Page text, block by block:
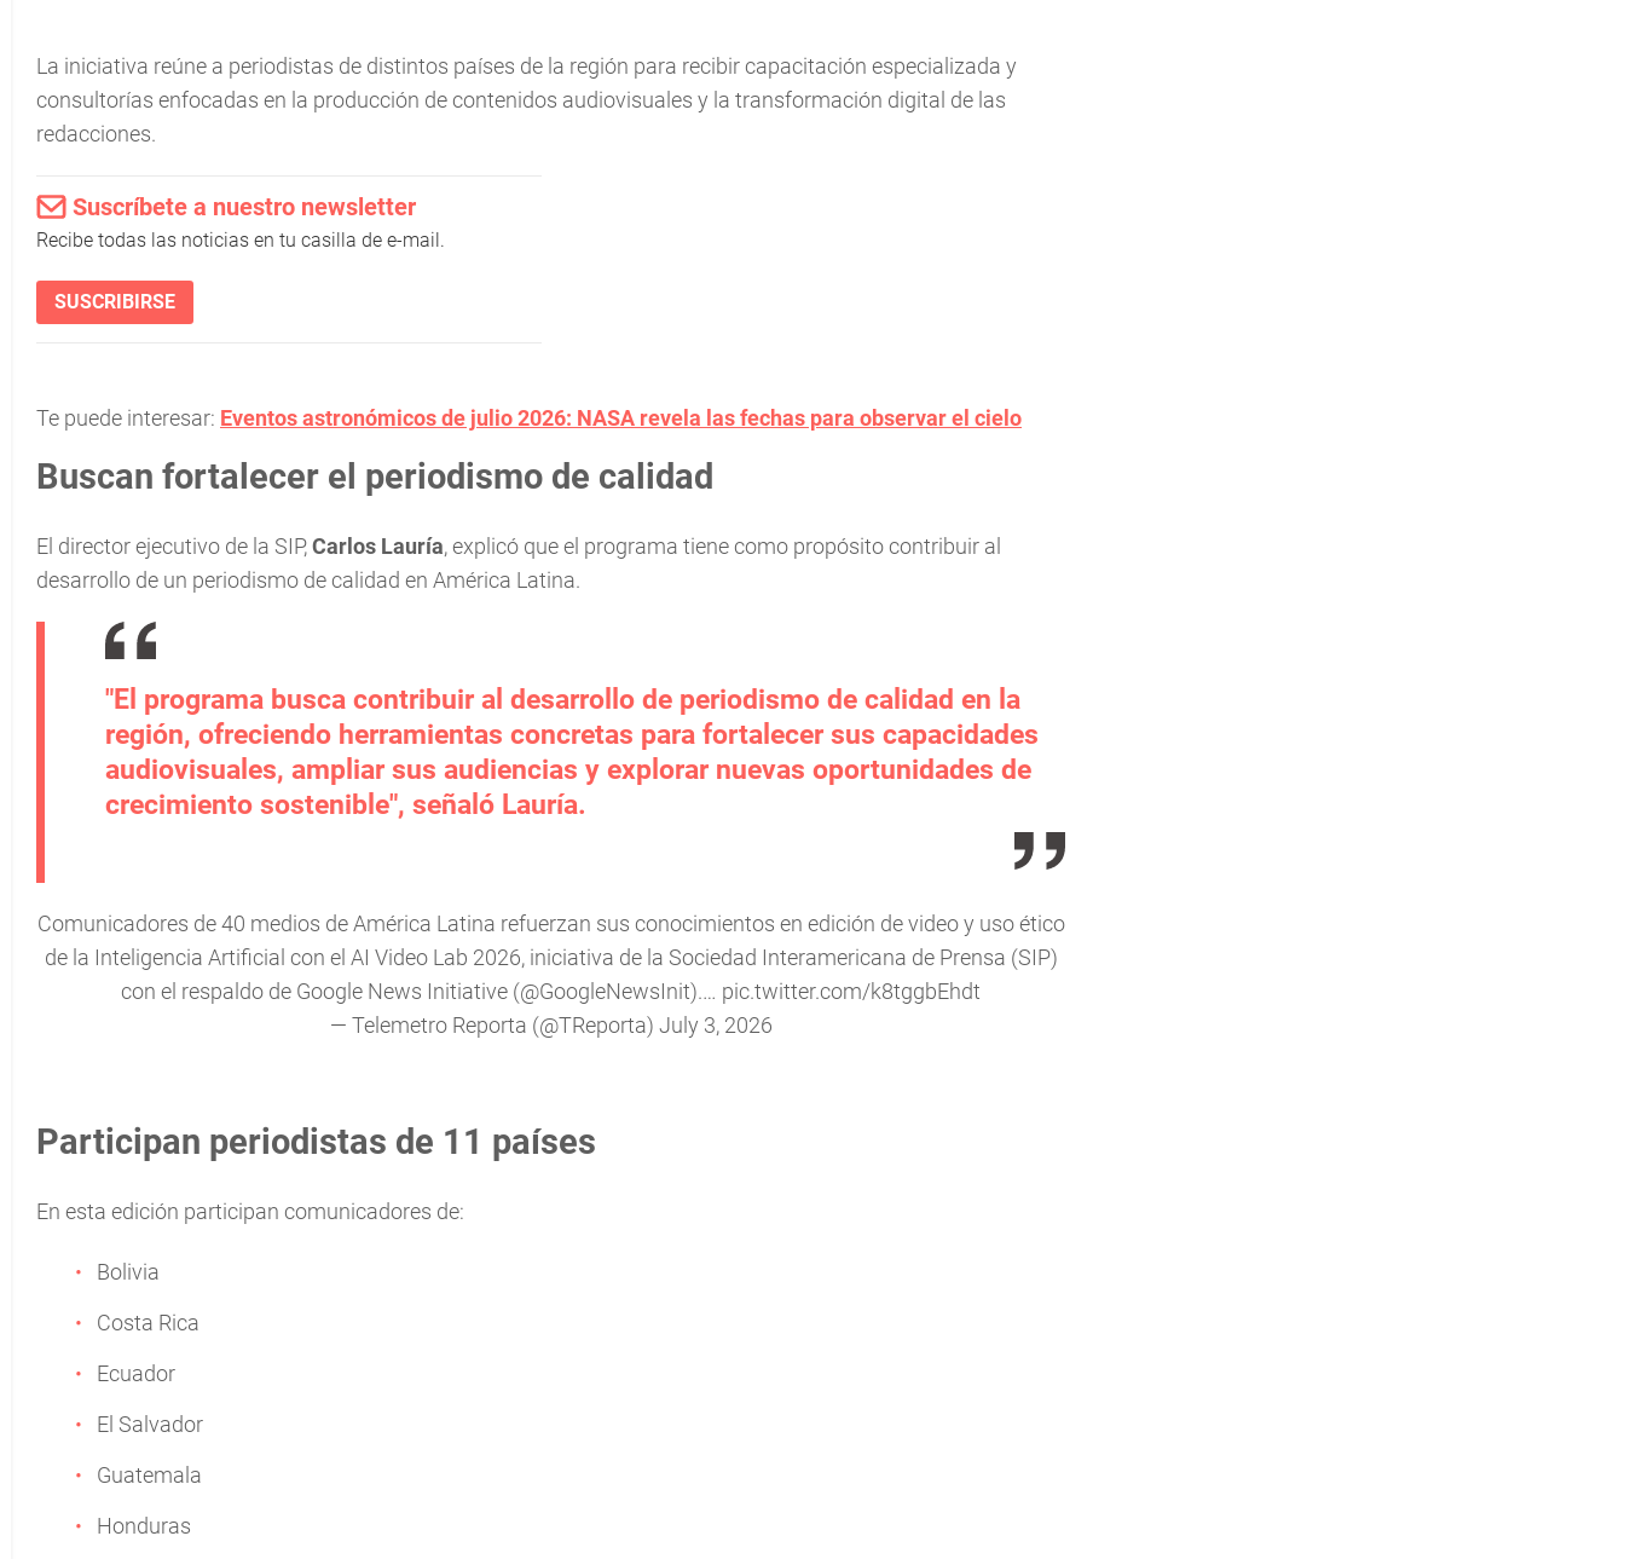
La iniciativa reúne a periodistas de distintos países de la región para recibir capacitación especializada y
consultorías enfocadas en la producción de contenidos audiovisuales y la transformación digital de las
redacciones.
Suscríbete a nuestro newsletter
Recibe todas las noticias en tu casilla de e-mail.
SUSCRIBIRSE
Te puede interesar: Eventos astronómicos de julio 2026: NASA revela las fechas para observar el cielo
Buscan fortalecer el periodismo de calidad
El director ejecutivo de la SIP,Carlos Lauría, explicó que el programa tiene como propósito contribuir al
desarrollo de un periodismo de calidad en América Latina.
"El programa busca contribuir al desarrollo de periodismo de calidad en la
región, ofreciendo herramientas concretas para fortalecer sus capacidades
audiovisuales, ampliar sus audiencias y explorar nuevas oportunidades de
crecimiento sostenible", señaló Lauría.
Comunicadores de 40 medios de América Latina refuerzan sus conocimientos en edición de video y uso ético
de la Inteligencia Artificial con el AI Video Lab 2026, iniciativa de la Sociedad Interamericana de Prensa (SIP)
con el respaldo de Google News Initiative (@GoogleNewsInit).… pic.twitter.com/k8tggbEhdt
— Telemetro Reporta (@TReporta) July 3, 2026
Participan periodistas de 11 países
En esta edición participan comunicadores de:
Bolivia
Costa Rica
Ecuador
El Salvador
Guatemala
Honduras